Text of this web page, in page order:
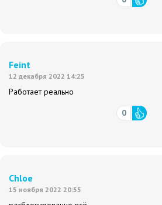
Feint
12 декабря 2022 14:25
Работает реально
0
Chloe
15 ноября 2022 20:55